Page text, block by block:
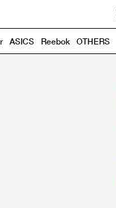
ASICS Reebok OTHERS